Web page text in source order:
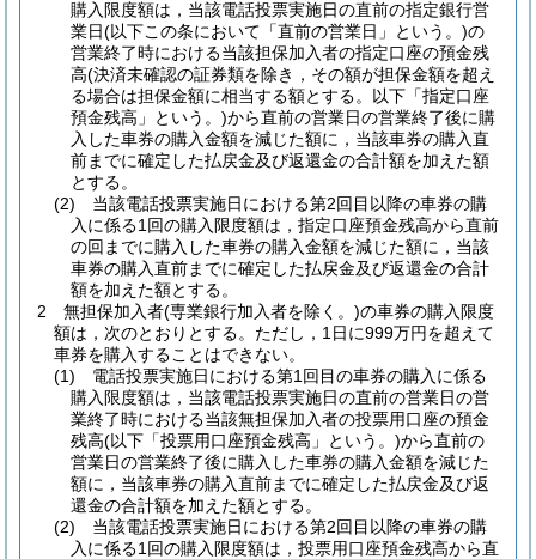
購入限度額は，当該電話投票実施日の直前の指定銀行営
業日(以下この条において「直前の営業日」という。)の
営業終了時における当該担保加入者の指定口座の預金残
高(決済未確認の証券類を除き，その額が担保金額を超え
る場合は担保金額に相当する額とする。以下「指定口座
預金残高」という。)から直前の営業日の営業終了後に購
入した車券の購入金額を減じた額に，当該車券の購入直
前までに確定した払戻金及び返還金の合計額を加えた額
とする。
(2)
当該電話投票実施日における第2回目以降の車券の購
入に係る1回の購入限度額は，指定口座預金残高から直前
の回までに購入した車券の購入金額を減じた額に，当該
車券の購入直前までに確定した払戻金及び返還金の合計
額を加えた額とする。
2
無担保加入者(専業銀行加入者を除く。)の車券の購入限度
額は，次のとおりとする。 ただし，1日に999万円を超えて
車券を購入することはできない。
(1)
電話投票実施日における第1回目の車券の購入に係る
購入限度額は，当該電話投票実施日の直前の営業日の営
業終了時における当該無担保加入者の投票用口座の預金
残高(以下「投票用口座預金残高」という。)から直前の
営業日の営業終了後に購入した車券の購入金額を減じた
額に，当該車券の購入直前までに確定した払戻金及び返
還金の合計額を加えた額とする。
(2)
当該電話投票実施日における第2回目以降の車券の購
入に係る1回の購入限度額は，投票用口座預金残高から直